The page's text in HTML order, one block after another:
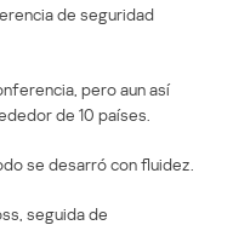
de seguridad
pero aun así
de 10 países.
se desarró con fluidez.
seguida de